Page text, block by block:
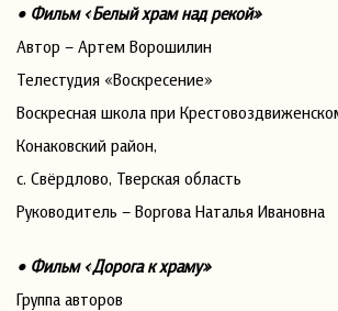
• Фильм «Белый храм над рекой»
Автор – Артем Ворошилин
Телестудия «Воскресение»
Воскресная школа при
Конаковский район,
с. Свёрдлово, Тверская область
Руководитель – Воргова Наталья Ивановна
• Фильм «Дорога к храму»
Группа авторов